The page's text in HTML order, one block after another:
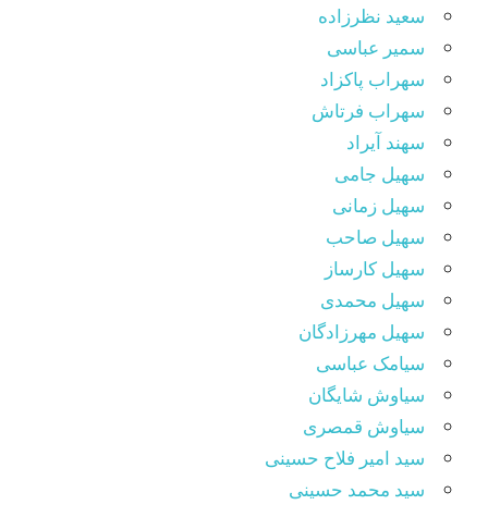
سعید نظرزاده
سمیر عباسی
سهراب پاکزاد
سهراب فرتاش
سهند آیراد
سهیل جامی
سهیل زمانی
سهیل صاحب
سهیل کارساز
سهیل محمدی
سهیل مهرزادگان
سیامک عباسی
سیاوش شایگان
سیاوش قمصری
سید امیر فلاح حسینی
سید محمد حسینی